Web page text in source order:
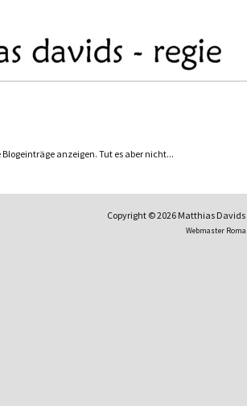
anzeigen. Tut es aber nicht...
Copyright © 2026 Matthias
Webmaster